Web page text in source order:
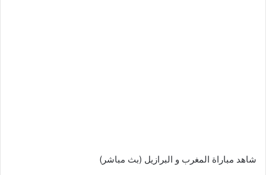
شاهد مباراة المغرب و البرازيل (بث مباشر)